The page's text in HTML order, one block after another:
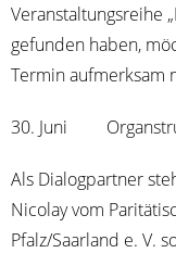
Ver­an­stal­tungs­rei­he
gefun­den haben,
Ter­min auf­merk­sam
30. Juni
Als Dia­log­part­ner
Nico­lay vom
Pfal­z/­Saar­land e. V.